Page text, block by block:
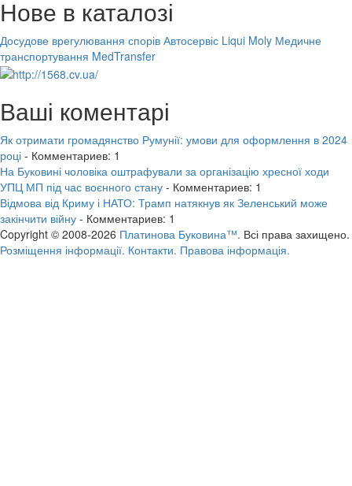
Нове в каталозі
Досудове врегулювання спорів Автосервіс Liqui Moly Медичне
транспортування MedTransfer
Ваші коментарі
Як отримати громадянство Румунії: умови для оформлення в 2024
році - Комментариев: 1
На Буковині чоловіка оштрафували за організацію хресної ходи
УПЦ МП під час воєнного стану - Комментариев: 1
Відмова від Криму і НАТО: Трамп натякнув як Зеленський може
закінчити війну - Комментариев: 1
Copyright © 2008-2026 Платинова Буковина™. Всі права захищено.
Розміщення інформації. Контакти. Правова інформація.